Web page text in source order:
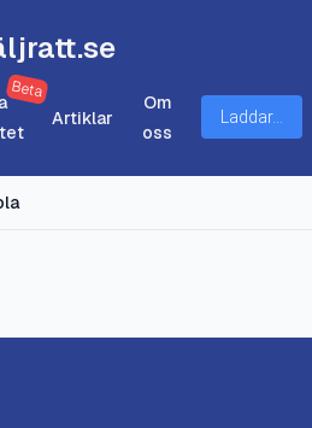
Beta
Artiklar
Om
oss
Laddar...